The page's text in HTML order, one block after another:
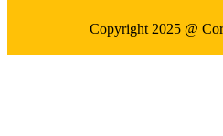
Copyright 2025 @